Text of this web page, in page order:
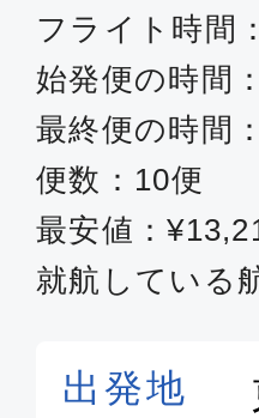
フライト時間
始発便の時間
最終便の時間
便数：10便
最安値：
就航している